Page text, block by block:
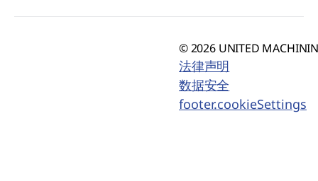
© 2026 UNITED
法律声明
数据安全
footer.cookieSettings